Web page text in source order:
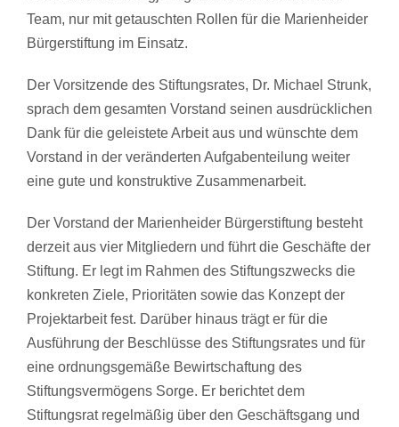
Team, nur mit getauschten Rollen für die Marienheider
Bürgerstiftung im Einsatz.
Der Vorsitzende des Stiftungsrates, Dr. Michael Strunk,
sprach dem gesamten Vorstand seinen ausdrücklichen
Dank für die geleistete Arbeit aus und wünschte dem
Vorstand in der veränderten Aufgabenteilung weiter
eine gute und konstruktive Zusammenarbeit.
Der Vorstand der Marienheider Bürgerstiftung besteht
derzeit aus vier Mitgliedern und führt die Geschäfte der
Stiftung. Er legt im Rahmen des Stiftungszwecks die
konkreten Ziele, Prioritäten sowie das Konzept der
Projektarbeit fest. Darüber hinaus trägt er für die
Ausführung der Beschlüsse des Stiftungsrates und für
eine ordnungsgemäße Bewirtschaftung des
Stiftungsvermögens Sorge. Er berichtet dem
Stiftungsrat regelmäßig über den Geschäftsgang und